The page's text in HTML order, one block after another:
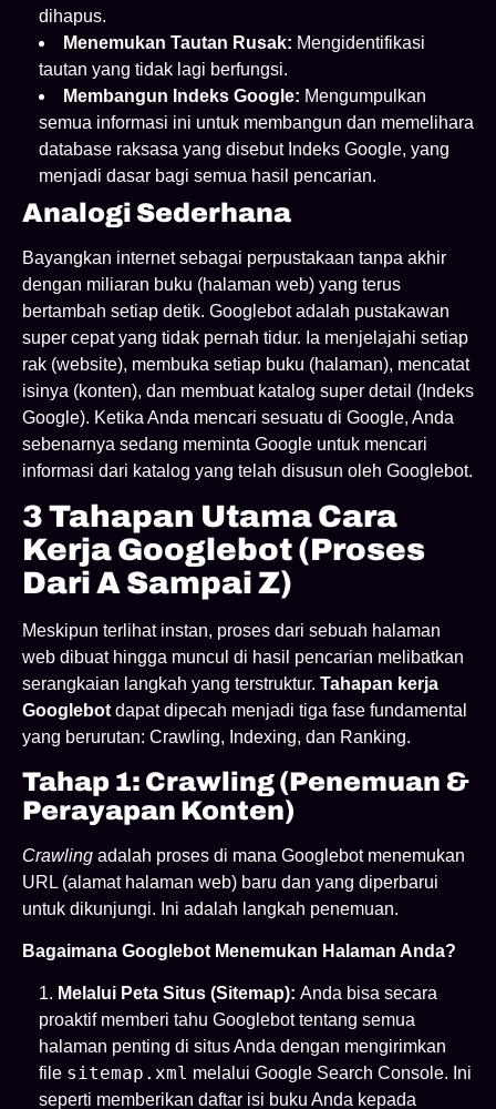
dihapus.
Menemukan Tautan Rusak: Mengidentifikasi
tautan yang tidak lagi berfungsi.
Membangun Indeks Google: Mengumpulkan
semua informasi ini untuk membangun dan memelihara
database raksasa yang disebut Indeks Google, yang
menjadi dasar bagi semua hasil pencarian.
Analogi Sederhana
Bayangkan internet sebagai perpustakaan tanpa akhir
dengan miliaran buku (halaman web) yang terus
bertambah setiap detik. Googlebot adalah pustakawan
super cepat yang tidak pernah tidur. Ia menjelajahi setiap
rak (website), membuka setiap buku (halaman), mencatat
isinya (konten), dan membuat katalog super detail (Indeks
Google). Ketika Anda mencari sesuatu di Google, Anda
sebenarnya sedang meminta Google untuk mencari
informasi dari katalog yang telah disusun oleh Googlebot.
3 Tahapan Utama Cara
Kerja Googlebot (Proses
Dari A Sampai Z)
Meskipun terlihat instan, proses dari sebuah halaman
web dibuat hingga muncul di hasil pencarian melibatkan
serangkaian langkah yang terstruktur. Tahapan kerja
Googlebot dapat dipecah menjadi tiga fase fundamental
yang berurutan: Crawling, Indexing, dan Ranking.
Tahap 1: Crawling (Penemuan &
Perayapan Konten)
Crawling adalah proses di mana Googlebot menemukan
URL (alamat halaman web) baru dan yang diperbarui
untuk dikunjungi. Ini adalah langkah penemuan.
Bagaimana Googlebot Menemukan Halaman Anda?
Melalui Peta Situs (Sitemap): Anda bisa secara
proaktif memberi tahu Googlebot tentang semua
halaman penting di situs Anda dengan mengirimkan
file sitemap.xml melalui Google Search Console. Ini
seperti memberikan daftar isi buku Anda kepada